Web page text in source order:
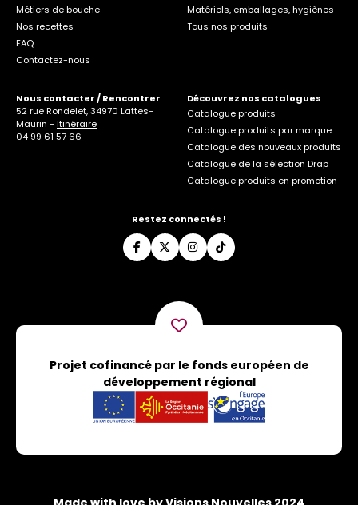
Métiers de bouche
Nos recettes
FAQ
Contactez-nous
Matériels, emballages, hygiènes
Tous nos produits
Nous contacter / Rencontrer
52 rue Rondelet, 34970 Lattes-
Maurin - Itinéraire
04 99 61 57 66
Découvrez nos catalogues
Catalogue produits
Catalogue produits par marque
Catalogue des nouveaux produits
Catalogue de la sélection Drap
Catalogue produits en promotion
Restez connectés !
Projet cofinancé par le fonds européen de
développement régional